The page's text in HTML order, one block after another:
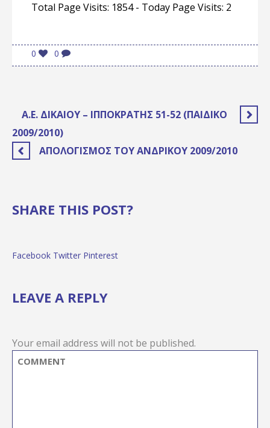
Total Page Visits: 1854 - Today Page Visits: 2
0
0
Α.Ε. ΔΙΚΑΊΟΥ – ΙΠΠΟΚΡΆΤΗΣ 51-52 (ΠΑΙΔΙΚΌ
2009/2010)
ΑΠΟΛΟΓΙΣΜΌΣ ΤΟΥ ΑΝΔΡΙΚΟΎ 2009/2010
SHARE THIS POST?
Facebook Twitter Pinterest
LEAVE A REPLY
Your email address will not be published.